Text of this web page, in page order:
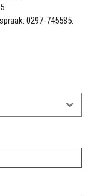
0297-745585.